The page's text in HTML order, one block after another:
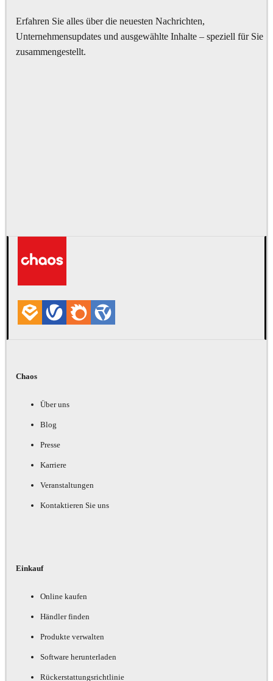
Erfahren Sie alles über die neuesten Nachrichten,
Unternehmensupdates und ausgewählte Inhalte – speziell für Sie
zusammengestellt.
Chaos
Über uns
Blog
Presse
Karriere
Veranstaltungen
Kontaktieren Sie uns
Einkauf
Online kaufen
Händler finden
Produkte verwalten
Software herunterladen
Rückerstattungsrichtlinie